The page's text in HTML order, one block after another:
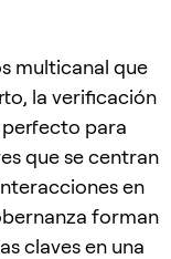
multicanal que
la verificación
para
que se centran
en
forman
claves en una